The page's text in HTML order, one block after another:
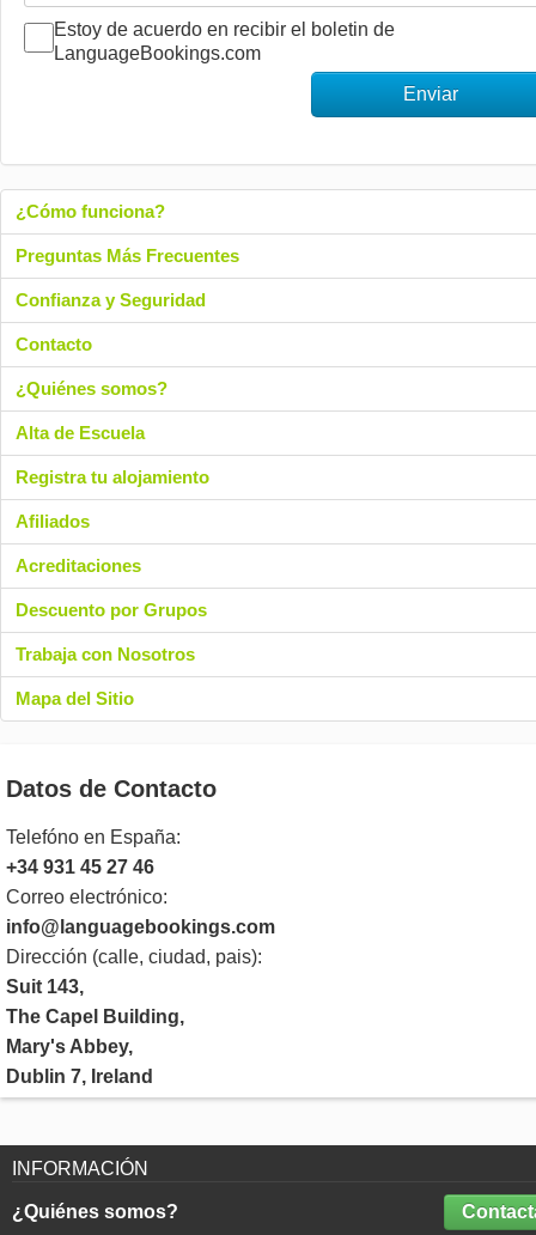
Estoy de acuerdo en recibir el boletin de
LanguageBookings.com
Enviar
¿Cómo funciona?
Preguntas Más Frecuentes
Confianza y Seguridad
Contacto
¿Quiénes somos?
Alta de Escuela
Registra tu alojamiento
Afiliados
Acreditaciones
Descuento por Grupos
Trabaja con Nosotros
Mapa del Sitio
Datos de Contacto
Telefóno en España:
+34 931 45 27 46
Correo electrónico:
info@languagebookings.com
Dirección (calle, ciudad, pais):
Suit 143,
The Capel Building,
Mary's Abbey,
Dublin 7, Ireland
INFORMACIÓN
¿Quiénes somos?